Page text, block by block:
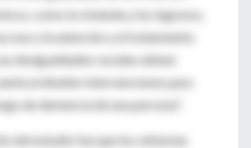
como la vivienda y los ingresos,
a la atención y el tratamiento
desigualdades raciales deben
al diseñar intervenciones para
de demencia de una persona".
del estudio fue que los síntomas